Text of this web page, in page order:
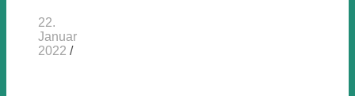
22.
Januar
2022 /